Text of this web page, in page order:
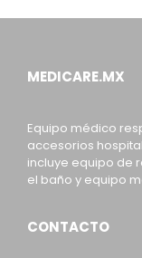
MEDICARE.MX
Equipo médico
accesorios
incluye equipo de
el baño y equipo
CONTACTO